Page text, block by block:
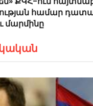
համար
մարմինը